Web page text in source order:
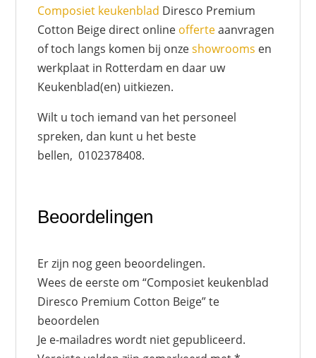
Composiet keukenblad Diresco Premium
Cotton Beige direct online offerteaanvragen
of toch langs komen bij onzeshowrooms en
werkplaat in Rotterdam en daar uw
Keukenblad(en) uitkiezen.
Wilt u toch iemand van het personeel
spreken, dan kunt u het beste
bellen, 0102378408.
Beoordelingen
Er zijn nog geen beoordelingen.
Wees de eerste om “Composiet keukenblad
Diresco Premium Cotton Beige” te
beoordelen
Je e-mailadres wordt niet gepubliceerd.